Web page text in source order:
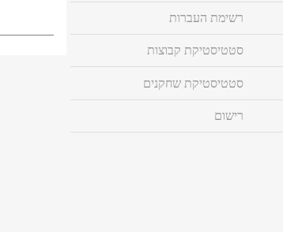
רשימת העברות
סטטיסטיקת קבוצות
סטטיסטיקת שחקנים
רישום